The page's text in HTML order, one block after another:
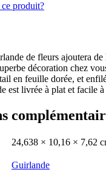
produit?
de fleurs ajoutera de
décoration chez
en feuille dorée, et
est livrée à plat et facile à
24,638 × 10,16 × 7,62
Guirlande